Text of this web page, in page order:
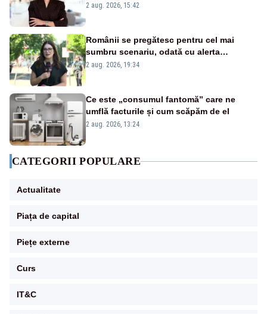
emisiunii „Miza Zilei” la Realitatea PLUS
2 aug. 2026, 15:42
Românii se pregătesc pentru cel mai
sumbru scenariu, odată cu alerta
energetică
2 aug. 2026, 19:34
Ce este „consumul fantomă” care ne
umflă facturile și cum scăpăm de el
2 aug. 2026, 13:24
CATEGORII POPULARE
Actualitate
Piața de capital
Piețe externe
Curs
IT&C